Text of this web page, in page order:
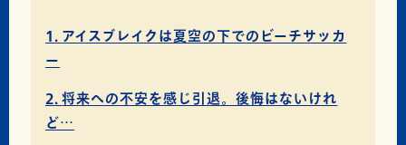
アイスブレイクは夏空の下でのビーチサッカ
ー
将来への不安を感じ引退。後悔はないけれ
ど…